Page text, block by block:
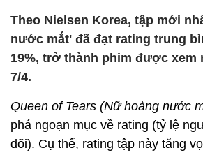
Theo Nielsen Korea, tập mới
nước mắt' đã đạt rating trung
19%, trở thành phim được xem
7/4.
Queen of Tears (Nữ hoàng nước
phá ngoạn mục về rating (tỷ lệ
dõi). Cụ thể, rating tập này tăng